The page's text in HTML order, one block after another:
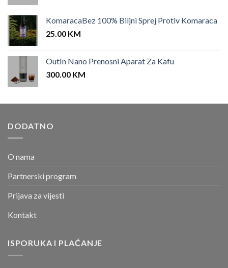
KomaracaBez 100% Biljni Sprej Protiv Komaraca
25.00 KM
OutIn Nano Prenosni Aparat Za Kafu
300.00 KM
DODATNO
O nama
Partnerski program
Prijava za vijesti
Kontakt
ISPORUKA I PLAĆANJE